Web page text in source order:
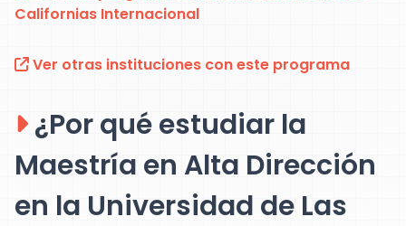
Californias Internacional
Ver otras instituciones con este programa
¿Por qué estudiar la
Maestría en Alta Dirección
en la Universidad de Las